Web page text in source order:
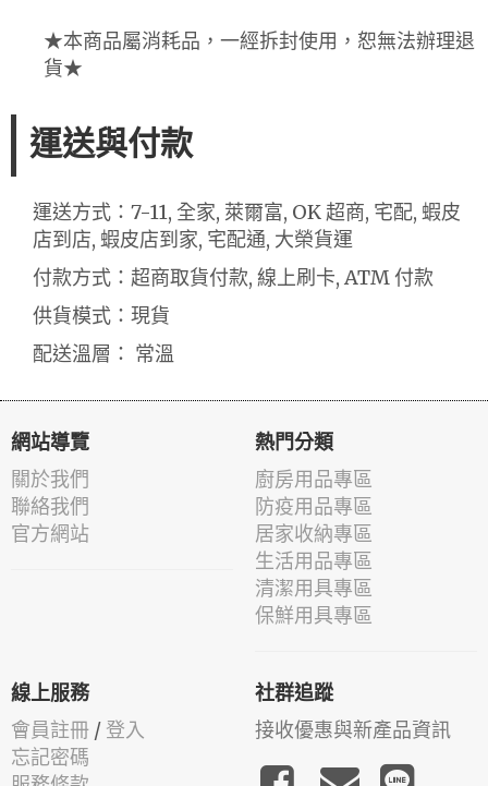
★本商品屬消耗品，一經拆封使用，恕無法辦理退
貨★
運送與付款
運送方式：7-11, 全家, 萊爾富, OK 超商, 宅配, 蝦皮
店到店, 蝦皮店到家, 宅配通, 大榮貨運
付款方式：超商取貨付款, 線上刷卡, ATM 付款
供貨模式：現貨
配送溫層： 常溫
網站導覽
關於我們
聯絡我們
官方網站
熱門分類
廚房用品專區
防疫用品專區
居家收納專區
生活用品專區
清潔用具專區
保鮮用具專區
線上服務
會員註冊 / 登入
忘記密碼
社群追蹤
接收優惠與新產品資訊